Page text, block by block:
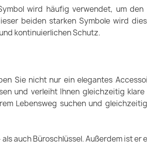
wird häufig verwendet, um
beiden starken Symbole wird
kontinuierlichen Schutz.
Sie nicht nur ein elegantes
und verleiht Ihnen gleichzeitig
Lebensweg suchen und
auch Büroschlüssel. Außerdem ist er